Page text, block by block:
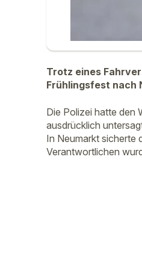
Trotz eines
Frühlingsfest nach
Die Polizei hatte den
ausdrücklich
In Neumarkt sicherte
Verantwortlichen